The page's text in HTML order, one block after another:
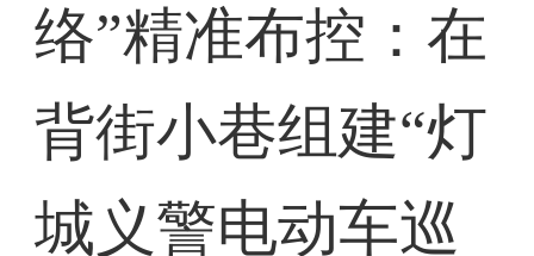
络”精准布控：在
背街小巷组建“灯
城义警电动车巡